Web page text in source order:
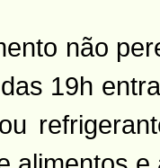
não
19h